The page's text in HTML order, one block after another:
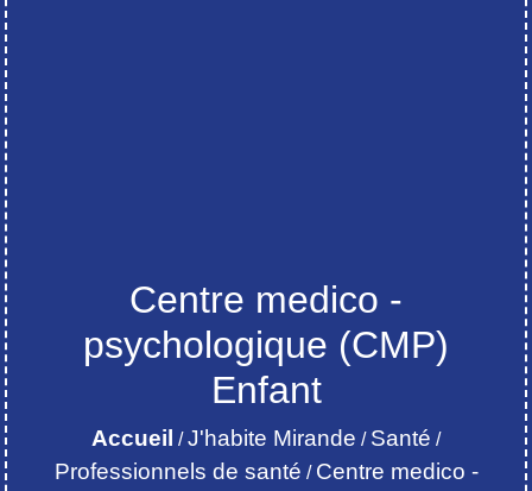
Centre medico -
psychologique (CMP)
Enfant
Accueil /J'habite Mirande / Santé /
Professionnels de santé / Centre medico -